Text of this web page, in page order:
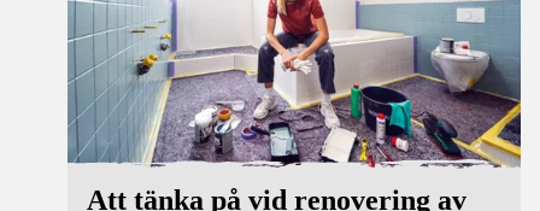
Att tänka på vid renovering av